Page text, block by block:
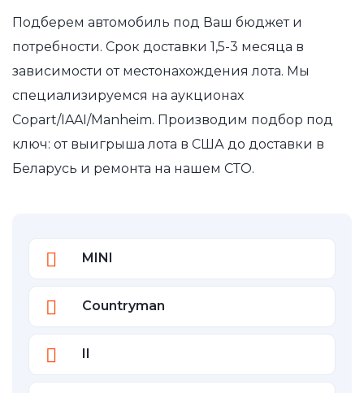
Подберем автомобиль под Ваш бюджет и
потребности. Срок доставки 1,5-3 месяца в
зависимости от местонахождения лота. Мы
специализируемся на аукционах
Copart/IAAI/Manheim. Производим подбор под
ключ: от выигрыша лота в США до доставки в
Беларусь и ремонта на нашем СТО.
MINI
Countryman
II